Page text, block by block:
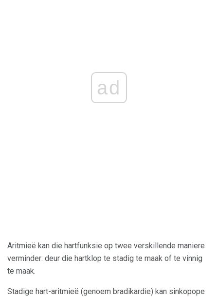
ad
Aritmieë kan die hartfunksie op twee verskillende maniere
verminder: deur die hartklop te stadig te maak of te vinnig
te maak.
Stadige hart-aritmieë (genoem bradikardie) kan sinkopope